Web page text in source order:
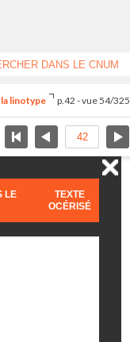
linotype p.42 - vue 54/325
LE
TEXTE
OCÉRISÉ